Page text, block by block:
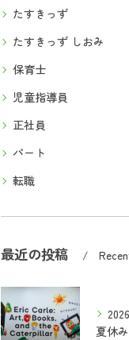
たすきっず
たすきっず しおみ
保育士
児童指導員
正社員
パート
転職
最近の投稿